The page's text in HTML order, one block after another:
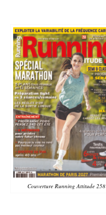
Couverture Running Attitude 258